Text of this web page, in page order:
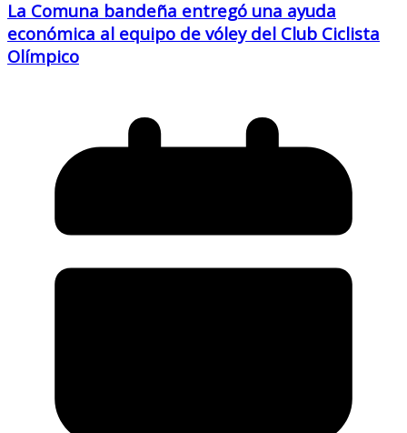
La Comuna bandeña entregó una ayuda
económica al equipo de vóley del Club Ciclista
Olímpico